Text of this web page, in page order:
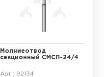
Молниеотвод
секционный СМСП-24/4
Арт.: 92134